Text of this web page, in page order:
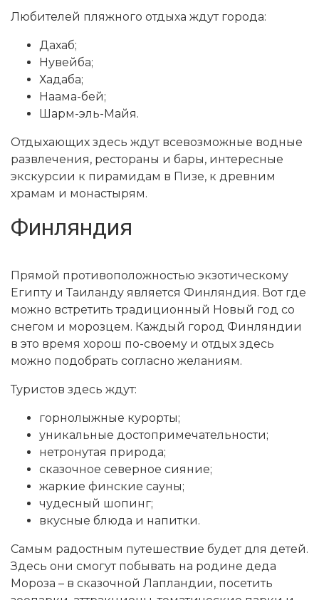
Любителей пляжного отдыха ждут города:
Дахаб;
Нувейба;
Хадаба;
Наама-бей;
Шарм-эль-Майя.
Отдыхающих здесь ждут всевозможные водные
развлечения, рестораны и бары, интересные
экскурсии к пирамидам в Пизе, к древним
храмам и монастырям.
Финляндия
Прямой противоположностью экзотическому
Египту и Таиланду является Финляндия. Вот где
можно встретить традиционный Новый год со
снегом и морозцем. Каждый город Финляндии
в это время хорош по-своему и отдых здесь
можно подобрать согласно желаниям.
Туристов здесь ждут:
горнолыжные курорты;
уникальные достопримечательности;
нетронутая природа;
сказочное северное сияние;
жаркие финские сауны;
чудесный шопинг;
вкусные блюда и напитки.
Самым радостным путешествие будет для детей.
Здесь они смогут побывать на родине деда
Мороза – в сказочной Лапландии, посетить